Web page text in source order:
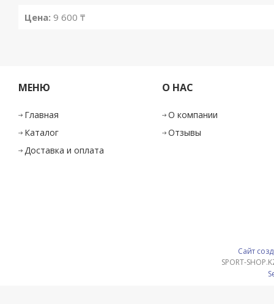
Цена: 9 600 ₸
МЕНЮ
Главная
Каталог
Доставка и оплата
О НАС
О компании
Отзывы
Сайт
SPORT-